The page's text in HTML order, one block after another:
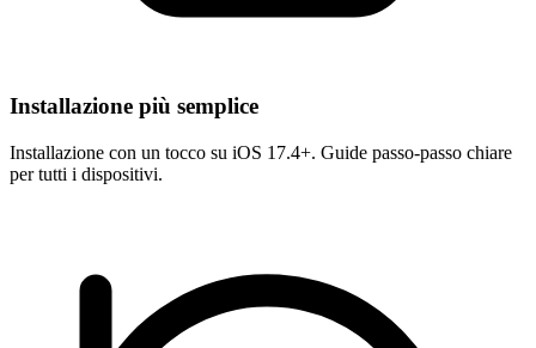
Installazione più semplice
Installazione con un tocco su iOS 17.4+. Guide passo-passo chiare
per tutti i dispositivi.